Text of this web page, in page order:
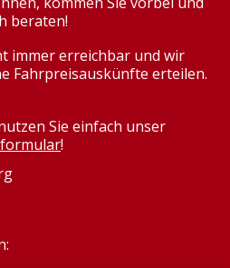
beraten!
immer erreichbar und wir
Fahrpreisauskünfte erteilen.
Sie einfach unser
!